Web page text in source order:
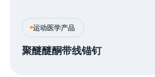
运动医学产品
聚醚醚酮带线锚钉